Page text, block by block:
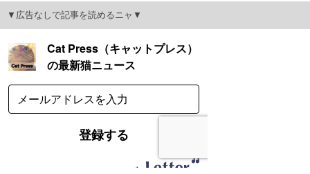
▼広告なしで記事を読めるニャ▼